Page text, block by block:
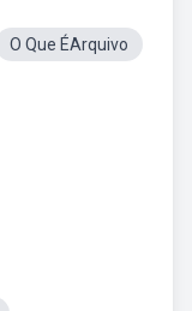
O Que ÉArquivo